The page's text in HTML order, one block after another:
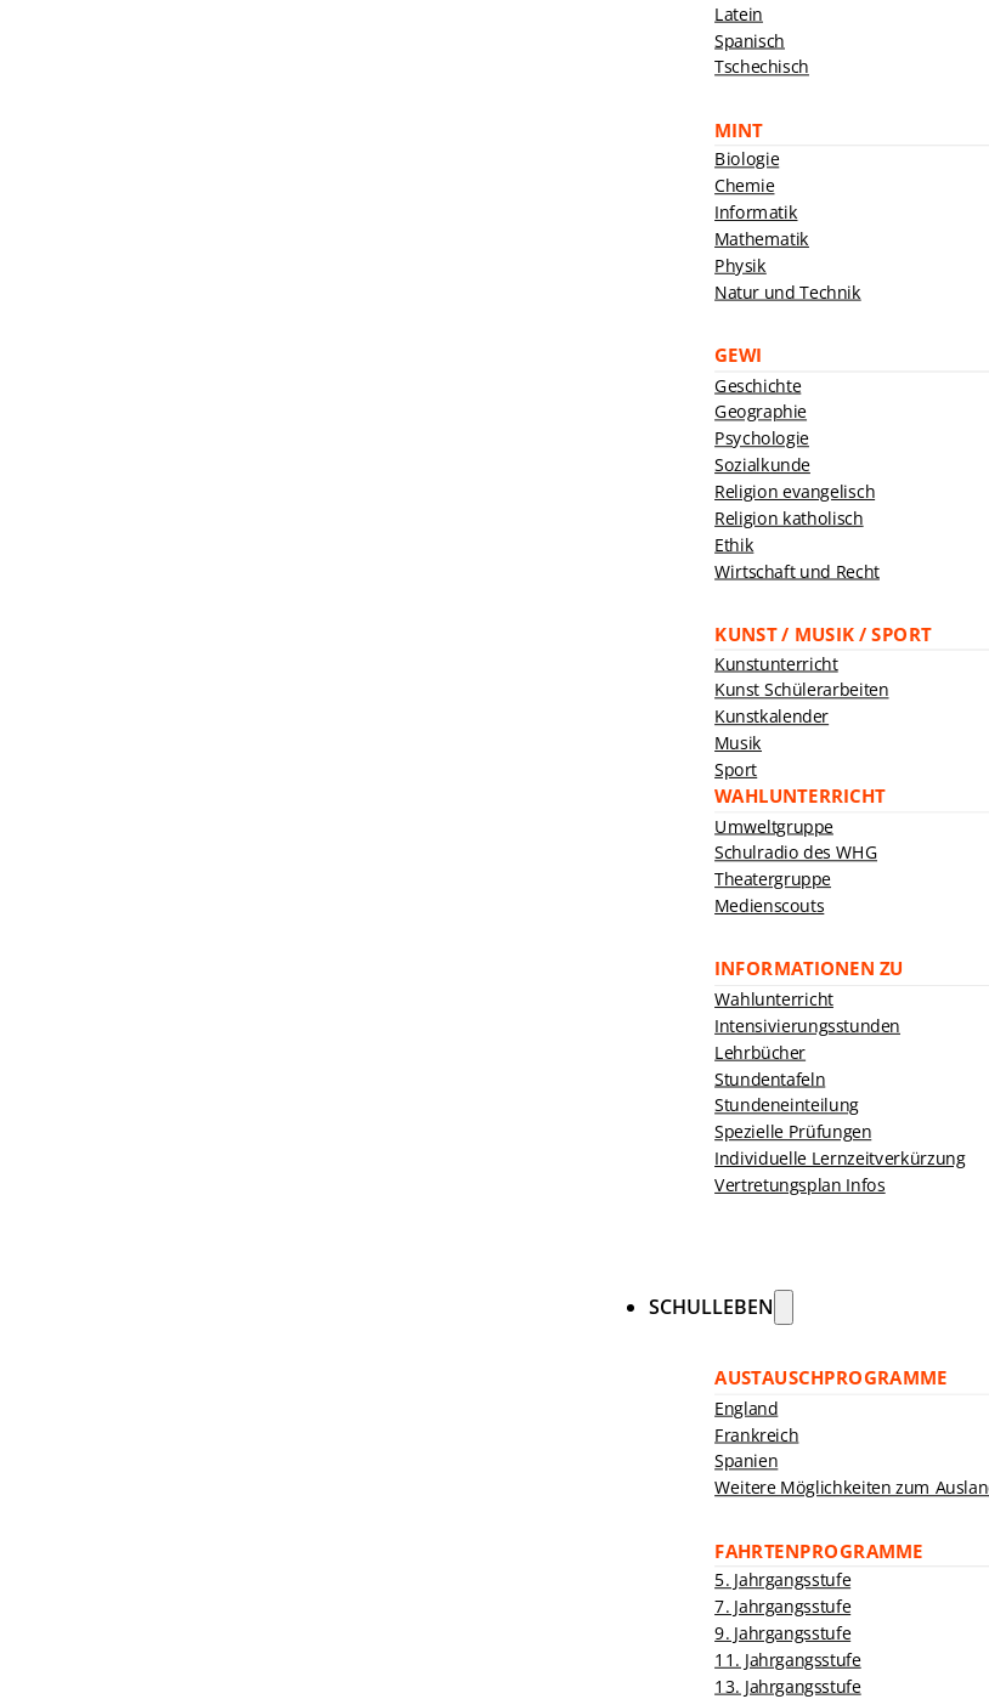
Latein
Spanisch
Tschechisch
MINT
Biologie
Chemie
Informatik
Mathematik
Physik
Natur und Technik
GEWI
Geschichte
Geographie
Psychologie
Sozialkunde
Religion evangelisch
Religion katholisch
Ethik
Wirtschaft und Recht
KUNST / MUSIK / SPORT
Kunstunterricht
Kunst Schülerarbeiten
Kunstkalender
Musik
Sport
WAHLUNTERRICHT
Umweltgruppe
Schulradio des WHG
Theatergruppe
Medienscouts
INFORMATIONEN ZU
Wahlunterricht
Intensivierungsstunden
Lehrbücher
Stundentafeln
Stundeneinteilung
Spezielle Prüfungen
Individuelle Lernzeitverkürzung
Vertretungsplan Infos
SCHULLEBEN
AUSTAUSCHPROGRAMME
England
Frankreich
Spanien
Weitere Möglichkeiten zum
FAHRTENPROGRAMME
5. Jahrgangsstufe
7. Jahrgangsstufe
9. Jahrgangsstufe
11. Jahrgangsstufe
13. Jahrgangsstufe